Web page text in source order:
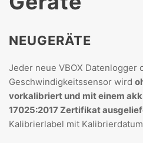
NEUGERÄTE
Jeder neue VBOX Datenlogger
Geschwindigkeitssensor wird
vorkalibriert und mit einem
17025:2017 Zertifikat
Kalibrierlabel mit